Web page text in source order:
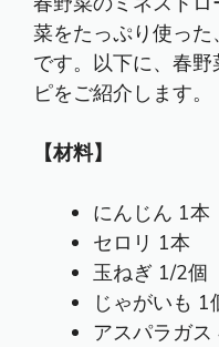
菜をたっぷり使っ
です。以下に、春
ピをご紹介します。
【材料】
にんじん 1本
セロリ 1本
玉ねぎ 1/2個
じゃがいも 1
アスパラガス